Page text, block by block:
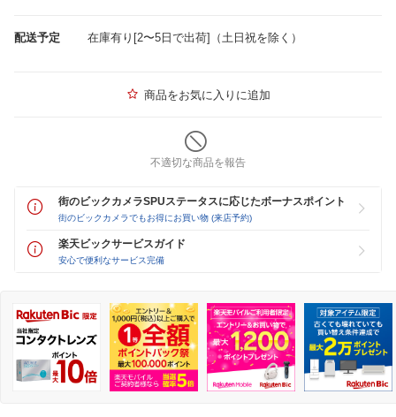
配送予定 在庫有り[2〜5日で出荷]（土日祝を除く）
商品をお気に入りに追加
不適切な商品を報告
街のビックカメラSPUステータスに応じたボーナスポイント
街のビックカメラでもお得にお買い物 (来店予約)
楽天ビックサービスガイド
安心で便利なサービス完備